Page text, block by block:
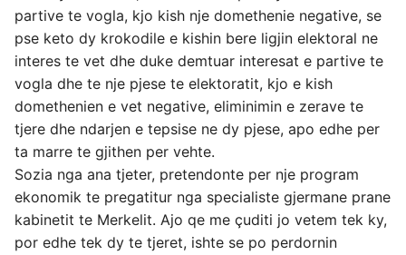
partive te vogla, kjo kish nje domethenie negative, se
pse keto dy krokodile e kishin bere ligjin elektoral ne
interes te vet dhe duke demtuar interesat e partive te
vogla dhe te nje pjese te elektoratit, kjo e kish
domethenien e vet negative, eliminimin e zerave te
tjere dhe ndarjen e tepsise ne dy pjese, apo edhe per
ta marre te gjithen per vehte.
Sozia nga ana tjeter, pretendonte per nje program
ekonomik te pregatitur nga specialiste gjermane prane
kabinetit te Merkelit. Ajo qe me çuditi jo vetem tek ky,
por edhe tek dy te tjeret, ishte se po perdornin